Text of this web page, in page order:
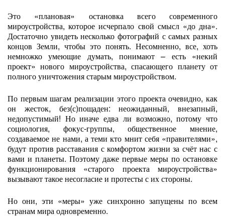
Это «плановая» остановка всего современного
мироустройства, которое исчерпало свой смысл «до дна».
Достаточно увидеть несколько фотографий с самых разных
концов Земли, чтобы это понять. Несомненно, все, хоть
немножко умеющие думать, понимают – есть «некий
проект» нового мироустройства, спасающего планету от
полного уничтожения старым мироустройством.
По первым шагам реализации этого проекта очевидно, как
он жесток, без(с)пощаден: неожиданный, внезапный,
недопустимый! Но иначе едва ли возможно, потому что
социология, фокус-группы, общественное мнение,
создаваемое не нами, а теми кто мнит себя «правителями»,
будут против расставания с комфортом жизни за счёт нас с
вами и планеты. Поэтому даже первые меры по остановке
функционирования «старого проекта мироустройства»
вызывают такое несогласие и протесты с их стороны.
Но они, эти «меры» уже синхронно запущены по всем
странам мира одновременно.